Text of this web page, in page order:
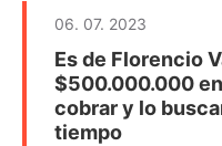
06. 07. 2023
Es de Florencio
$500.000.000
cobrar y lo
tiempo